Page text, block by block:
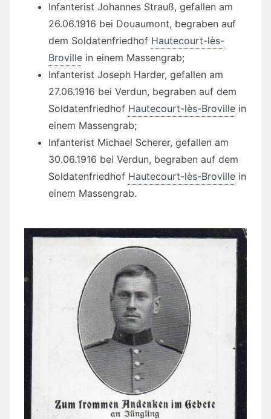
Infanterist Johannes Strauß, gefallen am
26.06.1916 bei Douaumont, begraben auf
dem Soldatenfriedhof Hautecourt-lès-
Broville in einem Massengrab;
Infanterist Joseph Harder, gefallen am
27.06.1916 bei Verdun, begraben auf dem
Soldatenfriedhof Hautecourt-lès-Broville in
einem Massengrab;
Infanterist Michael Scherer, gefallen am
30.06.1916 bei Verdun, begraben auf dem
Soldatenfriedhof Hautecourt-lès-Broville in
einem Massengrab.